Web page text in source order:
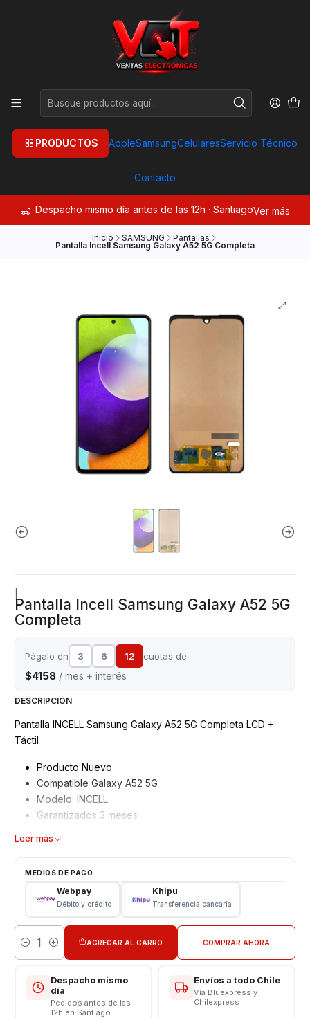
PRODUCTOS AppleSamsungCelularesServicio Técnico
Contacto
Despacho mismo día antes de las 12h · SantiagoVer más
Inicio SAMSUNG Pantallas
Pantalla Incell Samsung Galaxy A52 5G Completa
Pantalla Incell Samsung Galaxy A52 5G
Completa
Págalo en 3 6 12 cuotas de
$4158 / mes + interés
DESCRIPCIÓN
Pantalla INCELL Samsung Galaxy A52 5G Completa LCD +
Táctil
Producto Nuevo
Compatible Galaxy A52 5G
Modelo: INCELL
Garantizados 3 meses
Características
Modelo: A525
VALOR NO INCLUYE INSTALACION EN TIENDA
Leer más
MEDIOS DE PAGO
Webpay
Débito y crédito
Khipu
Transferencia bancaria
Cantidad
AGREGAR AL CARRO COMPRAR AHORA
Despacho mismo
día
Pedidos antes de las
12h en Santiago
Envíos a todo Chile
Vía Bluexpress y
Chilexpress